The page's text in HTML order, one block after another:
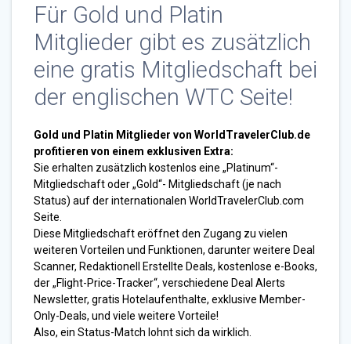
Für Gold und Platin
Mitglieder gibt es zusätzlich
eine gratis Mitgliedschaft bei
der englischen WTC Seite!
Gold und Platin Mitglieder von WorldTravelerClub.de
profitieren von einem exklusiven Extra:
Sie erhalten zusätzlich kostenlos eine „Platinum“-
Mitgliedschaft oder „Gold“- Mitgliedschaft (je nach
Status) auf der internationalen WorldTravelerClub.com
Seite.
Diese Mitgliedschaft eröffnet den Zugang zu vielen
weiteren Vorteilen und Funktionen, darunter weitere Deal
Scanner, Redaktionell Erstellte Deals, kostenlose e-Books,
der „Flight-Price-Tracker“, verschiedene Deal Alerts
Newsletter, gratis Hotelaufenthalte, exklusive Member-
Only-Deals, und viele weitere Vorteile!
Also, ein Status-Match lohnt sich da wirklich.